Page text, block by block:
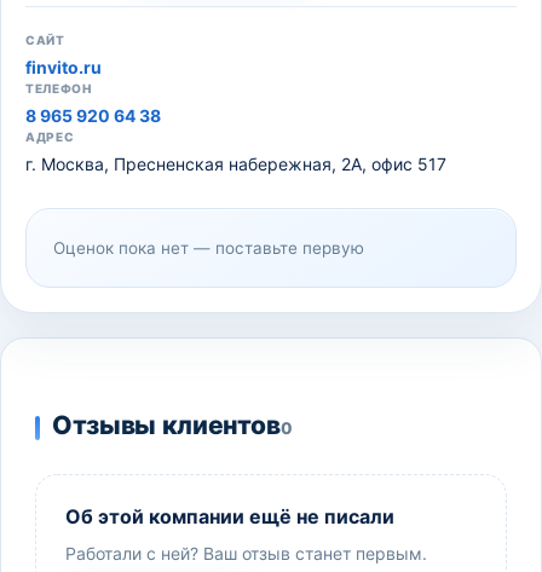
САЙТ
finvito.ru
ТЕЛЕФОН
8 965 920 64 38
АДРЕС
г. Москва, Пресненская набережная, 2А, офис 517
Оценок пока нет — поставьте первую
Отзывы клиентов0
Об этой компании ещё не писали
Работали с ней? Ваш отзыв станет первым.